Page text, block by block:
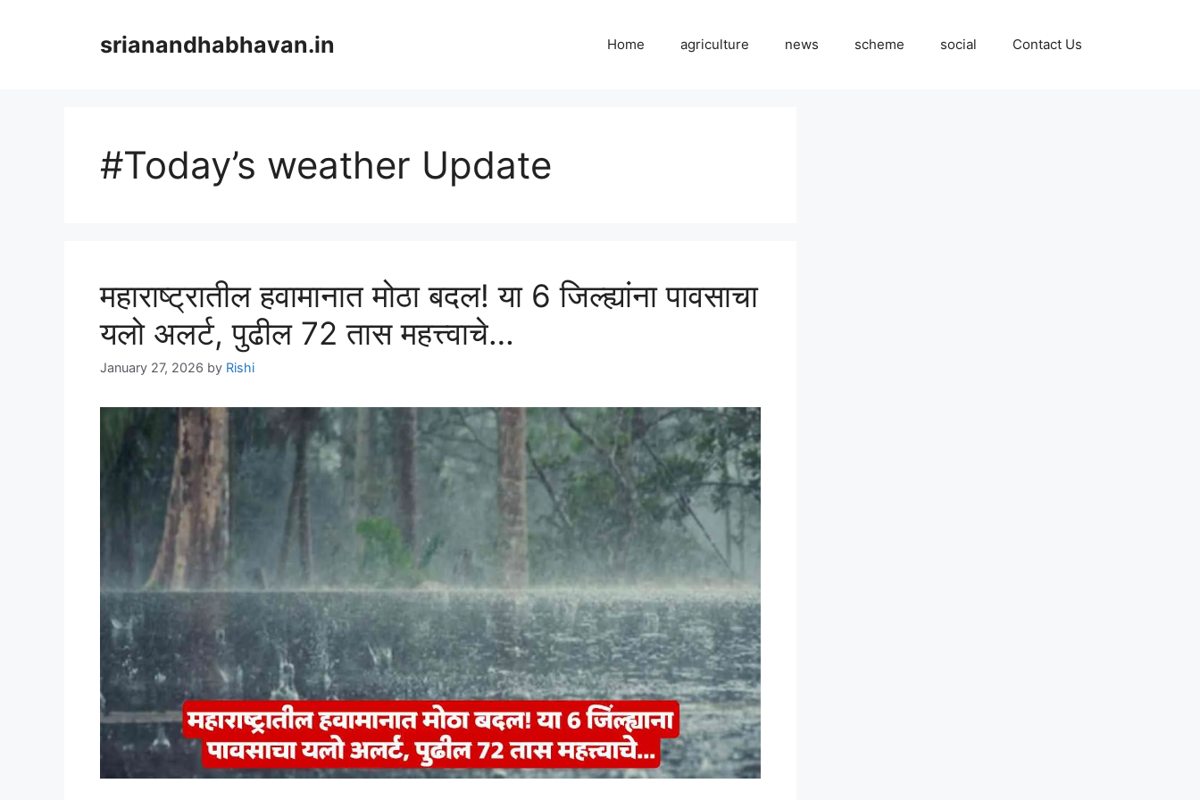
srianandhabhavan.in Home agriculture news scheme social Contact Us
#Today’s weather Update
महाराष्ट्रातील हवामानात मोठा बदल! या 6 जिल्ह्यांना पावसाचा
यलो अलर्ट, पुढील 72 तास महत्त्वाचे…
January 27, 2026 by Rishi